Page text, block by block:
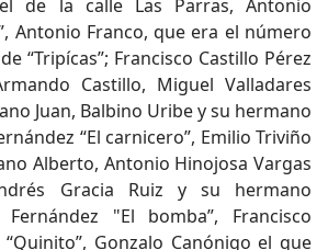
de la calle Las Parras, Antonio
Antonio Franco, que era el número
“Tripícas”; Francisco Castillo Pérez
Castillo, Miguel Valladares
Juan, Balbino Uribe y su hermano
“El carnicero”, Emilio Triviño
Alberto, Antonio Hinojosa Vargas
Gracia Ruiz y su hermano
"El bomba”, Francisco
Gonzalo Canónigo el que